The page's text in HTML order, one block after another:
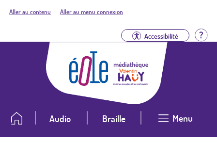
Aller au contenu Aller au menu connexion
Accessibilité
Audio Braille Menu